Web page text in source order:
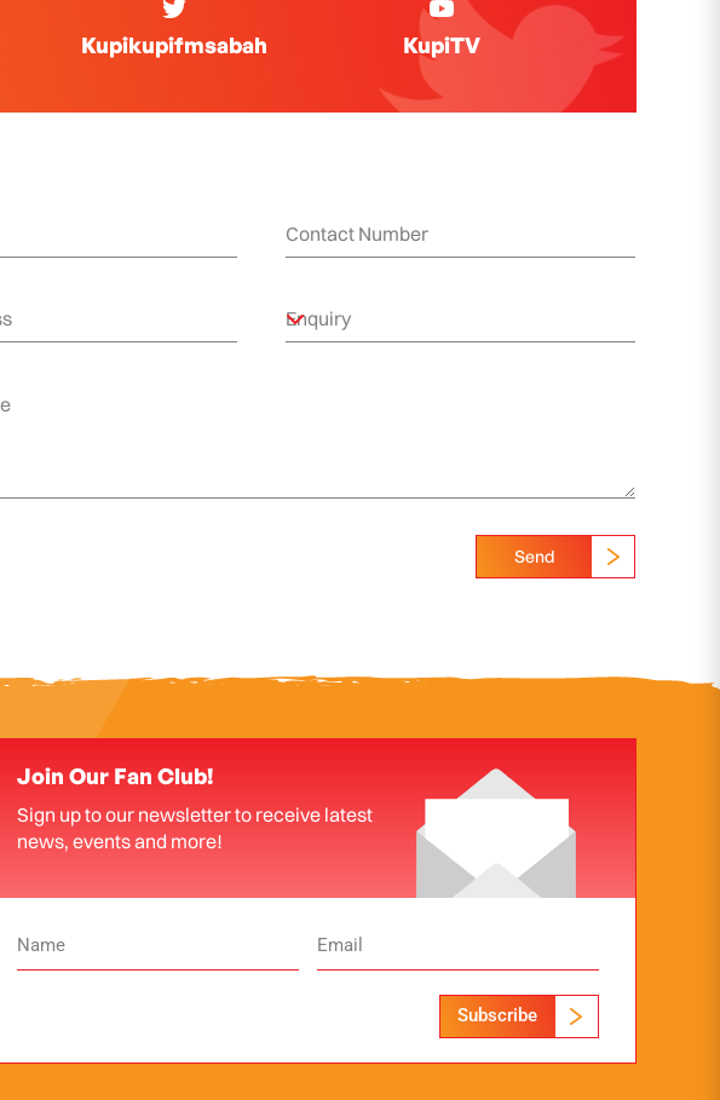
Kupikupifmsabah KupiTV
Send
Join Our Fan Club!
Sign up to our newsletter to receive latest
news, events and more!
Subscribe